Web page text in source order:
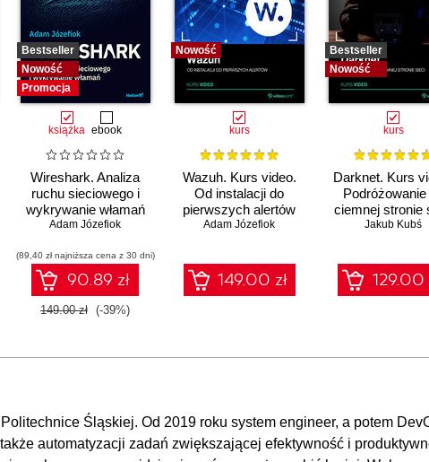
Bestseller
Nowość
Promocja
książka ebook
Wireshark. Analiza
ruchu sieciowego i
wykrywanie włamań
Adam Józefiok
(89,40 zł najniższa cena z 30 dni)
90.89 zł
149.00 zł (-39%)
Nowość
kurs
Wazuh. Kurs video.
Od instalacji do
pierwszych alertów
Adam Józefiok
149.00 zł
Bestseller
Nowość
kurs
Darknet. Kurs
Podróżowanie
ciemnej stronie
Jakub Kubś
129.00
Śląskiej. Od 2019 roku system engineer, a potem
automatyzacji zadań zwiększającej efektywność i